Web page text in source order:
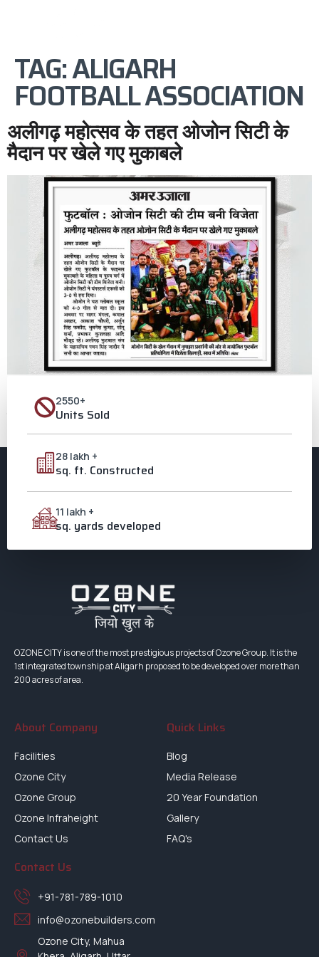
TAG:ALIGARH
FOOTBALL ASSOCIATION
अलीगढ़ महोत्सव के तहत ओजोन सिटी के
मैदान पर खेले गए मुकाबले
[vc_column_text css=””]ओजोन सिटी की टीम बनी विजेता अलीगढ़ महोत्सव के
तहत ओजोन सिटी के मैदान पर खेले गए फुटबॉल के फाइनल मुकाबले के महिला व पुरुष वर्ग में
ओजोन सिटी की टीम विजेता बनी। ओजोन सिटी ने यंगस्टर्स एफसी को 3-0 से हरा दिया।
2550+
Units Sold
28 lakh +
sq. ft. Constructed
11 lakh +
sq. yards developed
OZONE CITY is one of the most prestigious projects of Ozone Group. It is the
1st integrated township at Aligarh proposed to be developed over more than
200 acres of area.
About Company
Facilities
Ozone City
Ozone Group
Ozone Infraheight
Contact Us
Quick Links
Blog
Media Release
20 Year Foundation
Gallery
FAQ's
Contact Us
+91-781-789-1010
info@ozonebuilders.com
Ozone City, Mahua